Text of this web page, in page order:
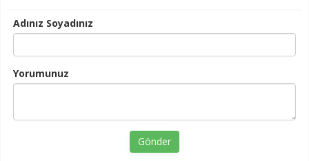
Adınız Soyadınız
Yorumunuz
Gönder